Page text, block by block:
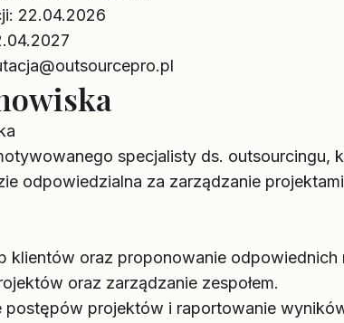
22.04.2026
specjalisty ds. outsourcingu,
odpowiedzialna za zarządzanie
klientów oraz proponowanie
oraz zarządzanie zespołem.
postępów projektów i raportowanie